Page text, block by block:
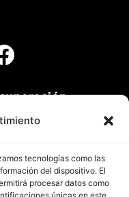
tecnologías como las
del dispositivo. El
procesar datos como